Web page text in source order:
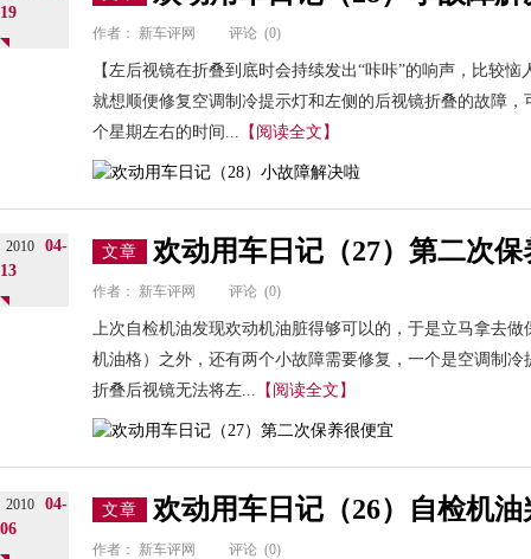
19
作者： 新车评网 评论 (0)
【左后视镜在折叠到底时会持续发出“咔咔”的响声，比较
就想顺便修复空调制冷提示灯和左侧的后视镜折叠的故障
个星期左右的时间... 【阅读全文】
2010
04-
13
文章 欢动用车日记（27）第二次
作者： 新车评网 评论 (0)
上次自检机油发现欢动机油脏得够可以的，于是立马拿去
机油格）之外，还有两个小故障需要修复，一个是空调制
折叠后视镜无法将左... 【阅读全文】
2010
04-
06
文章 欢动用车日记（26）自检机
作者： 新车评网 评论 (0)